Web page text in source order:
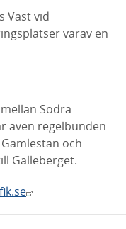
Väst vid
varav en
Södra
även regelbunden
och
Galleberget.